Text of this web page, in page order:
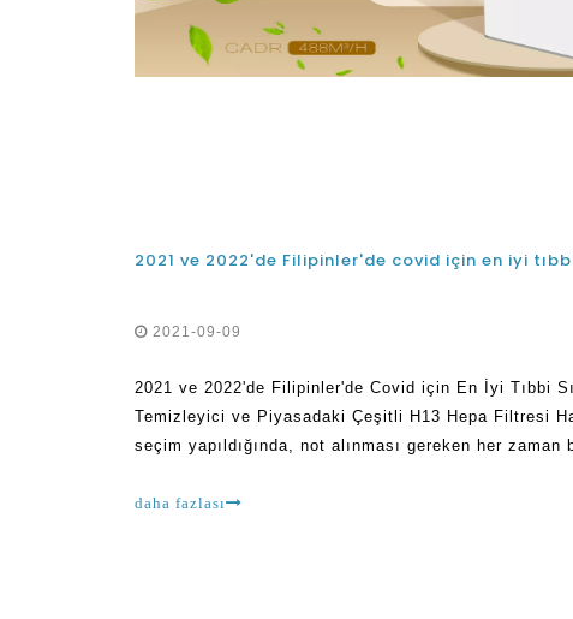
2021-09-09
2021 ve 2022'de Filipinler'de Covid için En İyi Tıbbi
Temizleyici ve Piyasadaki Çeşitli H13 Hepa Filtresi
seçim yapıldığında, not alınması gereken her
daha fazlası